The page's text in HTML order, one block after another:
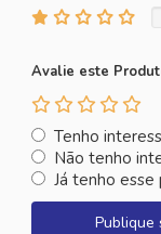
Avalie este
Tenho
Não tenho
Já tenho
Publique